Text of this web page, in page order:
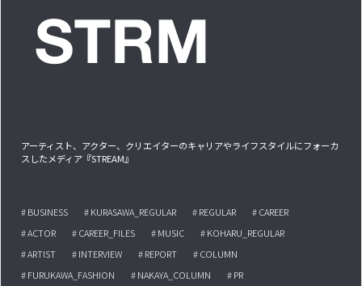
アーティスト、アクター、クリエイターのキャリアやライフスタイルにフォーカ
スしたメディア『STREAM』
# BUSINESS # KURASAWA_REGULAR # REGULAR
# CAREER
# ACTOR
# CAREER_FILES # MUSIC
# KOHARU_REGULAR
# ARTIST
# INTERVIEW # REPORT
# COLUMN
# FURUKAWA_FASHION
# NAKAYA_COLUMN # PR